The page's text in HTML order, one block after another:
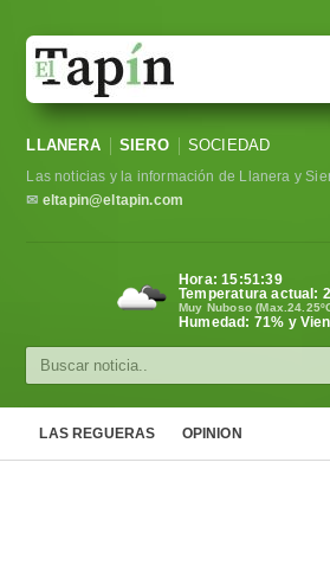
Sociedad
Política
Cultura
LLANERA SIERO SOCIEDAD
Las noticias y la información de Llanera y
✉ eltapin@eltapin.com
Hora:15:51:40
Temperatura actual:
Muy Nuboso
Humedad: 71% y
LAS REGUERAS OPINION